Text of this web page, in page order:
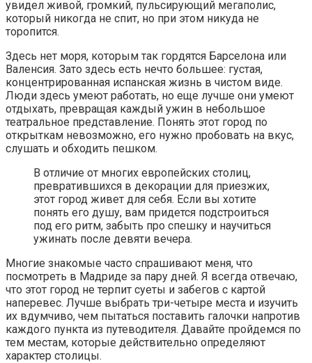
увидел живой, громкий, пульсирующий мегаполис,
который никогда не спит, но при этом никуда не
торопится.
Здесь нет моря, которым так гордятся Барселона или
Валенсия. Зато здесь есть нечто большее: густая,
концентрированная испанская жизнь в чистом виде.
Люди здесь умеют работать, но еще лучше они умеют
отдыхать, превращая каждый ужин в небольшое
театральное представление. Понять этот город по
открыткам невозможно, его нужно пробовать на вкус,
слушать и обходить пешком.
В отличие от многих европейских столиц,
превратившихся в декорации для приезжих,
этот город живет для себя. Если вы хотите
понять его душу, вам придется подстроиться
под его ритм, забыть про спешку и научиться
ужинать после девяти вечера.
Многие знакомые часто спрашивают меня, что
посмотреть в Мадриде за пару дней. Я всегда отвечаю,
что этот город не терпит суеты и забегов с картой
наперевес. Лучше выбрать три-четыре места и изучить
их вдумчиво, чем пытаться поставить галочки напротив
каждого пункта из путеводителя. Давайте пройдемся по
тем местам, которые действительно определяют
характер столицы.